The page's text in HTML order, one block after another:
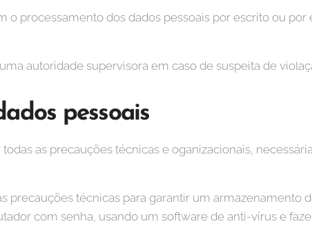
o processamento dos dados pessoais por escrito ou por
autoridade supervisora em caso de suspeita de
pessoais
as precauções técnicas e oganizacionais,
precauções técnicas para garantir um armazenamento
com senha, usando um software de anti-vírus e